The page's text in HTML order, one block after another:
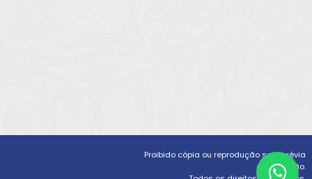
Proibido cópia ou reprodução sem prévia
autorização.